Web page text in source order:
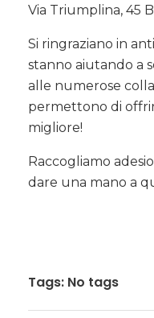
Via Triumplina, 45
Si ringraziano in
stanno aiutando a
alle numerose
permettono di
migliore!
Raccogliamo
dare una mano a
Tags: No tags